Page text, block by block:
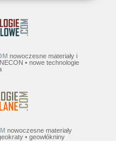
nowoczesne materiały i
• nowe technologie
nowoczesne materiały
• geowłókniny